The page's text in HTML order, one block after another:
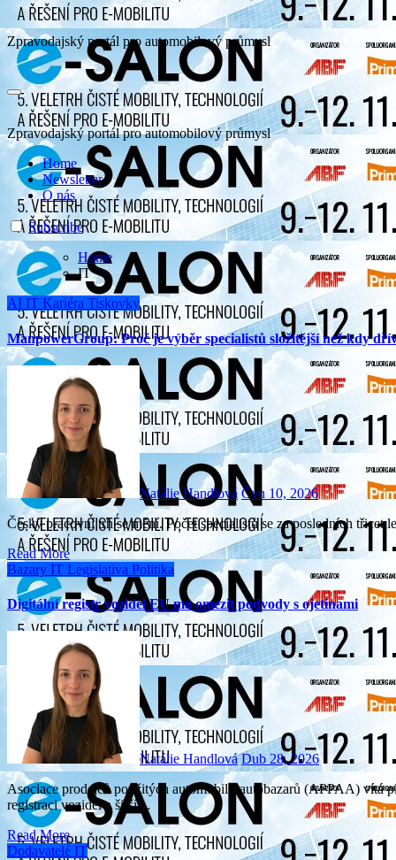
Zpravodajský portál pro automobilový průmysl
Zpravodajský portál pro automobilový průmysl
Home
Newsletter
O nás
Subscribe
Home
IT
AI IT Kariéra Tiskovky
ManpowerGroup: Proč je výběr specialistů složitější než kdy
Natálie Handlová Čvn 10, 2026
Český pracovní trh se mění. Počet specialistů se za posledních
Read More
Bazary IT Legislativa Politika
Digitální registr vozidel EU má omezit podvody s ojetinami
Natálie Handlová Dub 28, 2026
Asociace prodejců použitých automobilů-autobazarů (APPAA) vítá plán Evropské unie na zavedení digitálních osvědčení o
registraci vozidel a širší…
Read More
Dodavatelé IT